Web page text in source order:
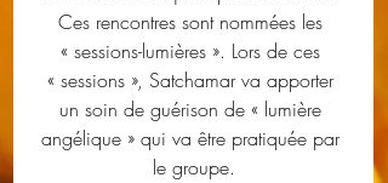
Ces rencontres sont nommées les
« sessions-lumières ». Lors de ces
« sessions », Satchamar va apporter
un soin de guérison de « lumière
angélique » qui va être pratiquée par
le groupe.